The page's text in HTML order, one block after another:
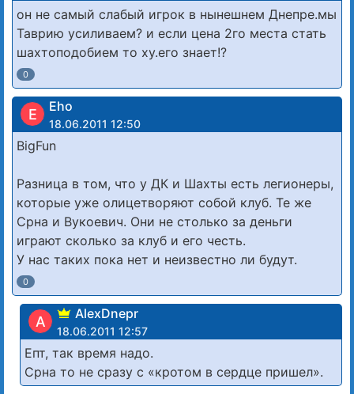
он не самый слабый игрок в нынешнем Днепре.мы
Таврию усиливаем? и если цена 2го места стать
шахтоподобием то ху.его знает!?
0
E Eho
18.06.2011 12:50
BigFun
Разница в том, что у ДК и Шахты есть легионеры,
которые уже олицетворяют собой клуб. Те же
Срна и Вукоевич. Они не столько за деньги
играют сколько за клуб и его честь.
У нас таких пока нет и неизвестно ли будут.
0
A AlexDnepr
18.06.2011 12:57
Епт, так время надо.
Срна то не сразу с «кротом в сердце пришел».